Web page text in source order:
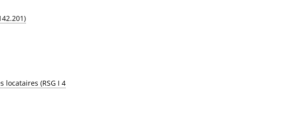
locataires (RSG I 4